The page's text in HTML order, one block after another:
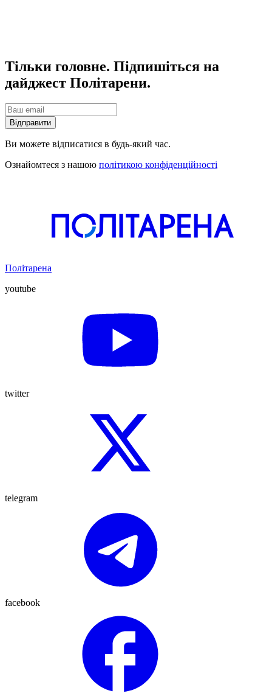
Тільки головне. Підпишіться на
дайджест Політарени.
Відправити
Ви можете відписатися в будь-який час.
Ознайомтеся з нашою політикою конфіденційності
Політарена
youtube
twitter
telegram
facebook